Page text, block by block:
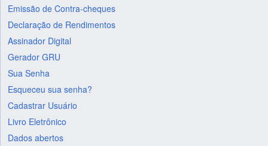
Emissão de Contra-cheques
Declaração de Rendimentos
Assinador Digital
Gerador GRU
Sua Senha
Esqueceu sua senha?
Cadastrar Usuário
Livro Eletrônico
Dados abertos